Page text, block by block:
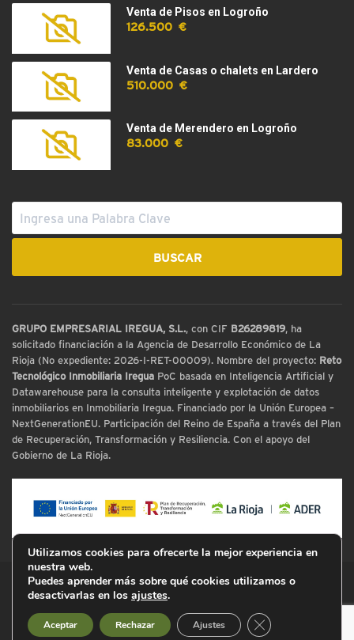
Venta de Pisos en Logroño
126.500 €
Venta de Casas o chalets en Lardero
510.000 €
Venta de Merendero en Logroño
83.000 €
GRUPO EMPRESARIAL IREGUA, S.L., con CIF B26289819, ha
solicitado financiación a la Agencia de Desarrollo Económico de La
Rioja (No expediente: 2026-I-RET-00009). Nombre del proyecto: Reto
Tecnológico Inmobiliaria Iregua PoC basada en Inteligencia Artificial y
Datawarehouse para la consulta inteligente y explotación de datos
inmobiliarios en Inmobiliaria Iregua. Financiado por la Unión Europea –
NextGenerationEU. Participación del Reino de España a través del Plan
de Recuperación, Transformación y Resiliencia. Con el apoyo del
Gobierno de La Rioja.
© Inmobiliaria Iregua
Aviso Legal Política de Privacidad Cookies
Utilizamos cookies para ofrecerte la mejor experiencia en
nuestra web.
Puedes aprender más sobre qué cookies utilizamos o
desactivarlas en los ajustes.
Aceptar Rechazar Ajustes Cerrar el banner